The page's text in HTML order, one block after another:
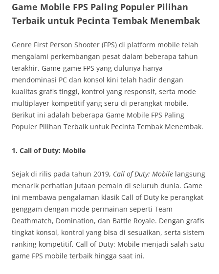
Game Mobile FPS Paling Populer Pilihan
Terbaik untuk Pecinta Tembak Menembak
Genre First Person Shooter (FPS) di platform mobile telah
mengalami perkembangan pesat dalam beberapa tahun
terakhir. Game-game FPS yang dulunya hanya
mendominasi PC dan konsol kini telah hadir dengan
kualitas grafis tinggi, kontrol yang responsif, serta mode
multiplayer kompetitif yang seru di perangkat mobile.
Berikut ini adalah beberapa Game Mobile FPS Paling
Populer Pilihan Terbaik untuk Pecinta Tembak Menembak.
1. Call of Duty: Mobile
Sejak di rilis pada tahun 2019, Call of Duty: Mobile langsung
menarik perhatian jutaan pemain di seluruh dunia. Game
ini membawa pengalaman klasik Call of Duty ke perangkat
genggam dengan mode permainan seperti Team
Deathmatch, Domination, dan Battle Royale. Dengan grafis
tingkat konsol, kontrol yang bisa di sesuaikan, serta sistem
ranking kompetitif, Call of Duty: Mobile menjadi salah satu
game FPS mobile terbaik hingga saat ini.